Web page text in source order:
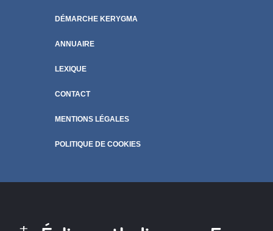
DÉMARCHE KERYGMA
ANNUAIRE
LEXIQUE
CONTACT
MENTIONS LÉGALES
POLITIQUE DE COOKIES